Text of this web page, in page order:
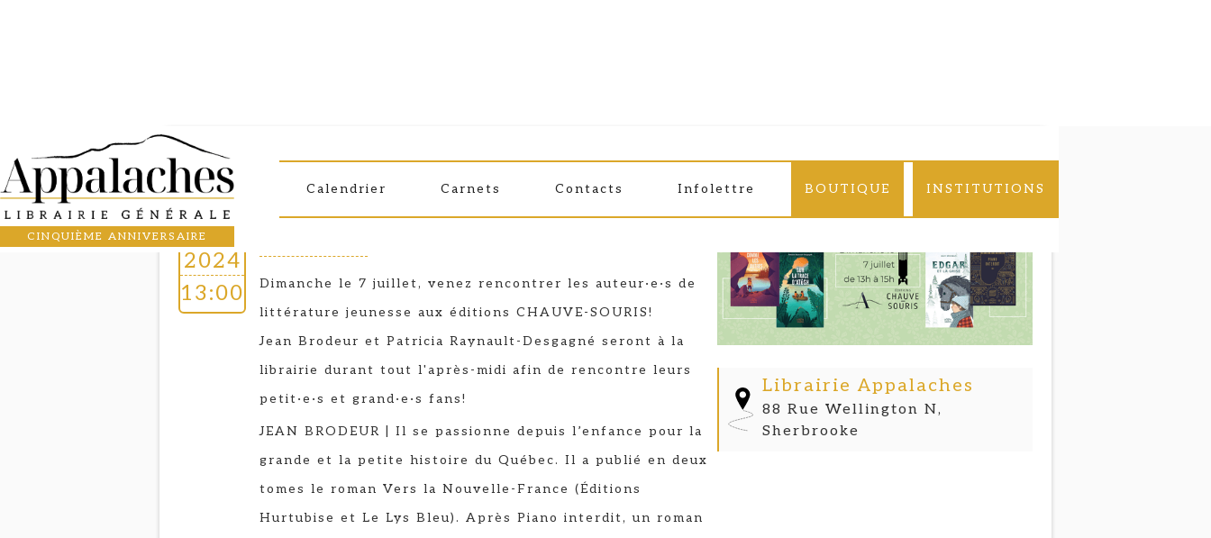
CINQUIÈME ANNIVERSAIRE
Calendrier Carnets Contacts Infolettre BOUTIQUE INSTITUTIONS
7
JUL
2024
13:00
PATRICIA RAYNAULT-DESGAGNÉ ET JEAN
Dimanche le 7 juillet, venez rencontrer les auteur·e·s de
littérature jeunesse aux éditions CHAUVE-SOURIS!
Jean Brodeur et Patricia Raynault-Desgagné seront à la
librairie durant tout l'après-midi afin de rencontre leurs
petit·e·s et grand·e·s fans!
JEAN BRODEUR | Il se passionne depuis l’enfance pour la
grande et la petite histoire du Québec. Il a publié en deux
tomes le roman Vers la Nouvelle-France (Éditions
Hurtubise et Le Lys Bleu). Après Piano interdit, un roman
Librairie Appalaches
88 Rue Wellington N,
Sherbrooke